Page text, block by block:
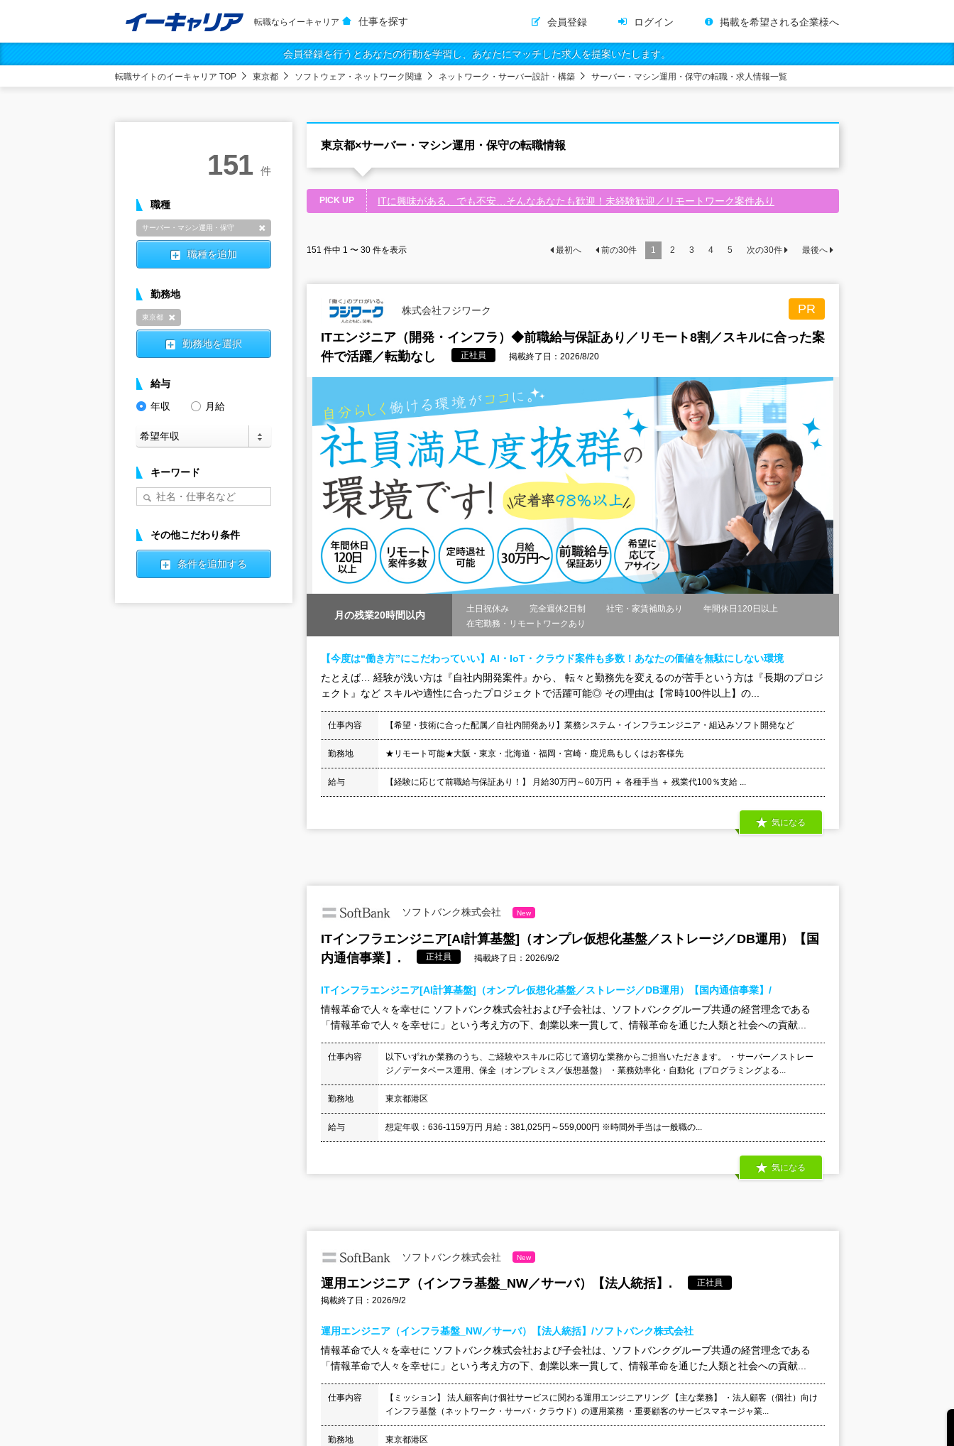
転職ならイーキャリア 仕事を探す 会員登録 ログイン 掲載を希望される企業様へ
会員登録を行うとあなたの行動を学習し、あなたにマッチした求人を提案いたします。
転職サイトのイーキャリア TOP 東京都 ソフトウェア・ネットワーク関連 ネットワーク・サーバー設計・構築 サーバー・マシン運用・保守の転職・求人情報一覧
東京都×サーバー・マシン運用・保守の転職情報
PICK UP ITに興味がある、でも不安…そんなあなたも歓迎！未経験歓迎／リモートワーク案件あり
151 件中 1 〜 30 件を表示 最初へ 前の30件 1 2 3 4 5 次の30件 最後へ
株式会社フジワーク
PR
ITエンジニア（開発・インフラ）◆前職給与保証あり／リモート8割／スキルに合った案
件で活躍／転勤なし
正社員 掲載終了日：2026/8/20
月の残業20時間以内
土日祝休み 完全週休2日制 社宅・家賃補助あり
年間休日120日以上
在宅勤務・リモートワークあり
【今度は“働き方”にこだわっていい】AI・IoT・クラウド案件も多数！あなたの価値を無駄にしない環境
たとえば… 経験が浅い方は『自社内開発案件』から、 転々と勤務先を変えるのが苦手という方は『長期のプロジ
ェクト』など スキルや適性に合ったプロジェクトで活躍可能◎ その理由は【常時100件以上】の...
仕事内容 【希望・技術に合った配属／自社内開発あり】業務システム・インフラエンジニア・組込みソフト開発など
勤務地 ★リモート可能★大阪・東京・北海道・福岡・宮崎・鹿児島もしくはお客様先
給与 【経験に応じて前職給与保証あり！】 月給30万円～60万円 ＋ 各種手当 ＋ 残業代100％支給 ...
気になる
ソフトバンク株式会社 New
ITインフラエンジニア[AI計算基盤]（オンプレ仮想化基盤／ストレージ／DB運用）【国
内通信事業】.
正社員 掲載終了日：2026/9/2
ITインフラエンジニア[AI計算基盤]（オンプレ仮想化基盤／ストレージ／DB運用）【国内通信事業】/
情報革命で人々を幸せに ソフトバンク株式会社および子会社は、ソフトバンクグループ共通の経営理念である
「情報革命で人々を幸せに」という考え方の下、創業以来一貫して、情報革命を通じた人類と社会への貢献...
仕事内容
以下いずれか業務のうち、ご経験やスキルに応じて適切な業務からご担当いただきます。 ・サーバー／ストレー
ジ／データベース運用、保全（オンプレミス／仮想基盤） ・業務効率化・自動化（プログラミングよる...
勤務地 東京都港区
給与 想定年収：636-1159万円 月給：381,025円～559,000円 ※時間外手当は一般職の...
気になる
ソフトバンク株式会社 New
運用エンジニア（インフラ基盤_NW／サーバ）【法人統括】.
正社員
掲載終了日：2026/9/2
運用エンジニア（インフラ基盤_NW／サーバ）【法人統括】/ソフトバンク株式会社
情報革命で人々を幸せに ソフトバンク株式会社および子会社は、ソフトバンクグループ共通の経営理念である
「情報革命で人々を幸せに」という考え方の下、創業以来一貫して、情報革命を通じた人類と社会への貢献...
仕事内容
【ミッション】 法人顧客向け個社サービスに関わる運用エンジニアリング 【主な業務】 ・法人顧客（個社）向け
インフラ基盤（ネットワーク・サーバ・クラウド）の運用業務 ・重要顧客のサービスマネージャ業...
勤務地 東京都港区
151 件
職種
サーバー・マシン運用・保守
職種を追加
勤務地
東京都
勤務地を選択
給与
年収
月給
キーワード
その他こだわり条件
条件を追加する